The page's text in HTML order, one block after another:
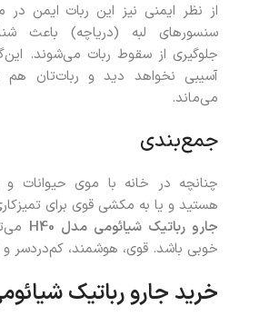
از نظر ایمنی نیز این ربات ایمن
سنسورهای لبه (دریاچه) باعث
جلوگیری از سقوط ربات می‌شوند.
آسیبی نخواهد دید و ربات‌تان
می‌ماند.
جمع‌بندی
چنانچه در خانه با موی حیوانات و
هستید و یا به مکشی قوی برای
جارو رباتیک شیائومی مدل
خوبی باشد. قوی، هوشمند، کم‌دردسر و
خرید جارو رباتیک